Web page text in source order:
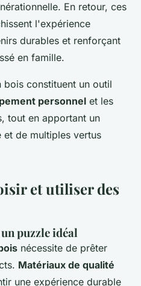
En retour, ces
l'expérience
durables et renforçant
en famille.
bois constituent un outil
personnel et les
tout en apportant un
et de multiples vertus
et utiliser des
puzzle idéal
nécessite de prêter
Matériaux de qualité
une expérience durable